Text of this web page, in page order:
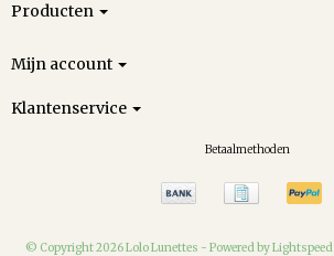
Producten
Mijn account
Klantenservice
Betaalmethoden
© Copyright 2026 Lolo Lunettes - Powered byLightspeed